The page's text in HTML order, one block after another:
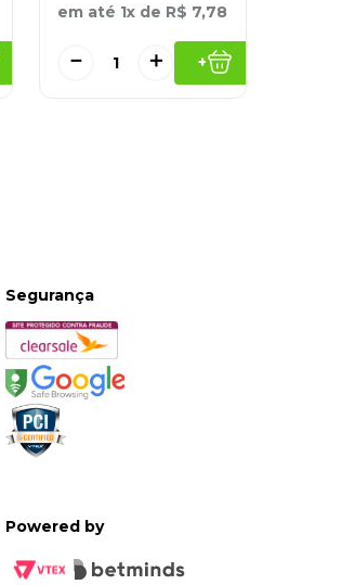
em até 1x de R$ 7,78
＋
－ +
Segurança
Powered by